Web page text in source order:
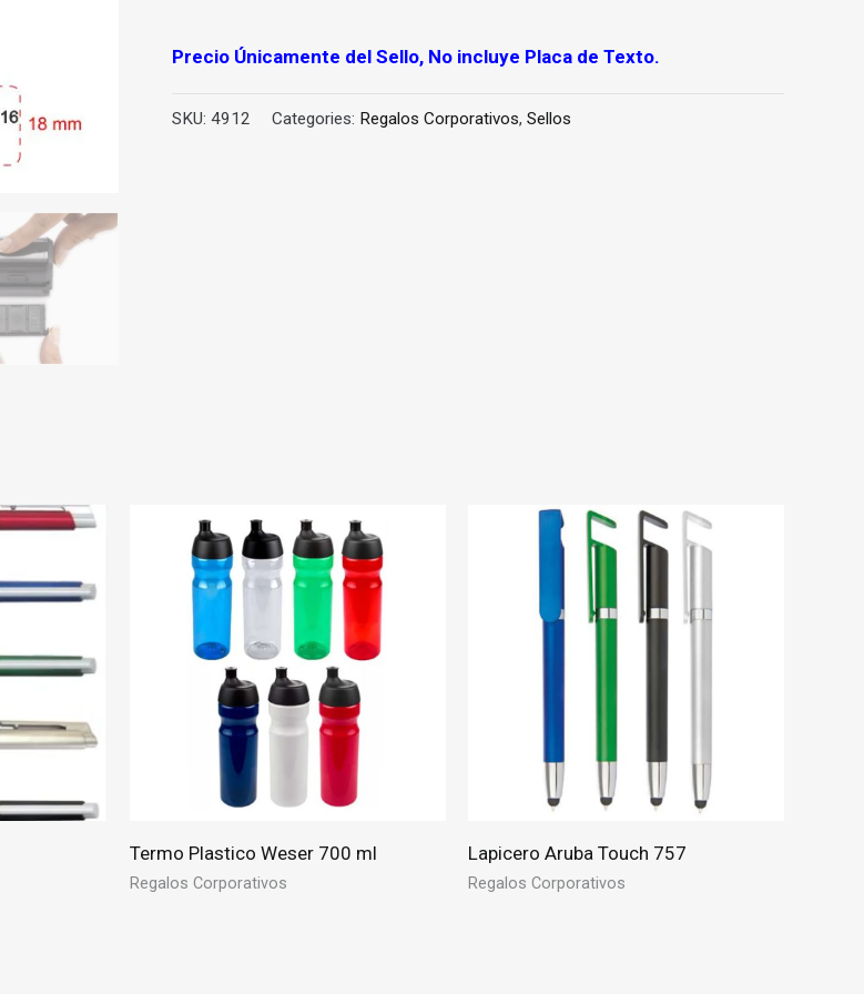
Precio Únicamente del Sello, No incluye Placa de Texto.
SKU: 4912 Categories: Regalos Corporativos, Sellos
Termo Plastico Weser 700 ml
Regalos Corporativos
Lapicero Aruba Touch 757
Regalos Corporativos